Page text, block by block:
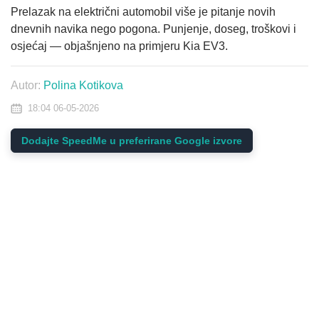
Prelazak na električni automobil više je pitanje novih
dnevnih navika nego pogona. Punjenje, doseg, troškovi i
osjećaj — objašnjeno na primjeru Kia EV3.
Autor: Polina Kotikova
18:04 06-05-2026
Dodajte SpeedMe u preferirane Google izvore